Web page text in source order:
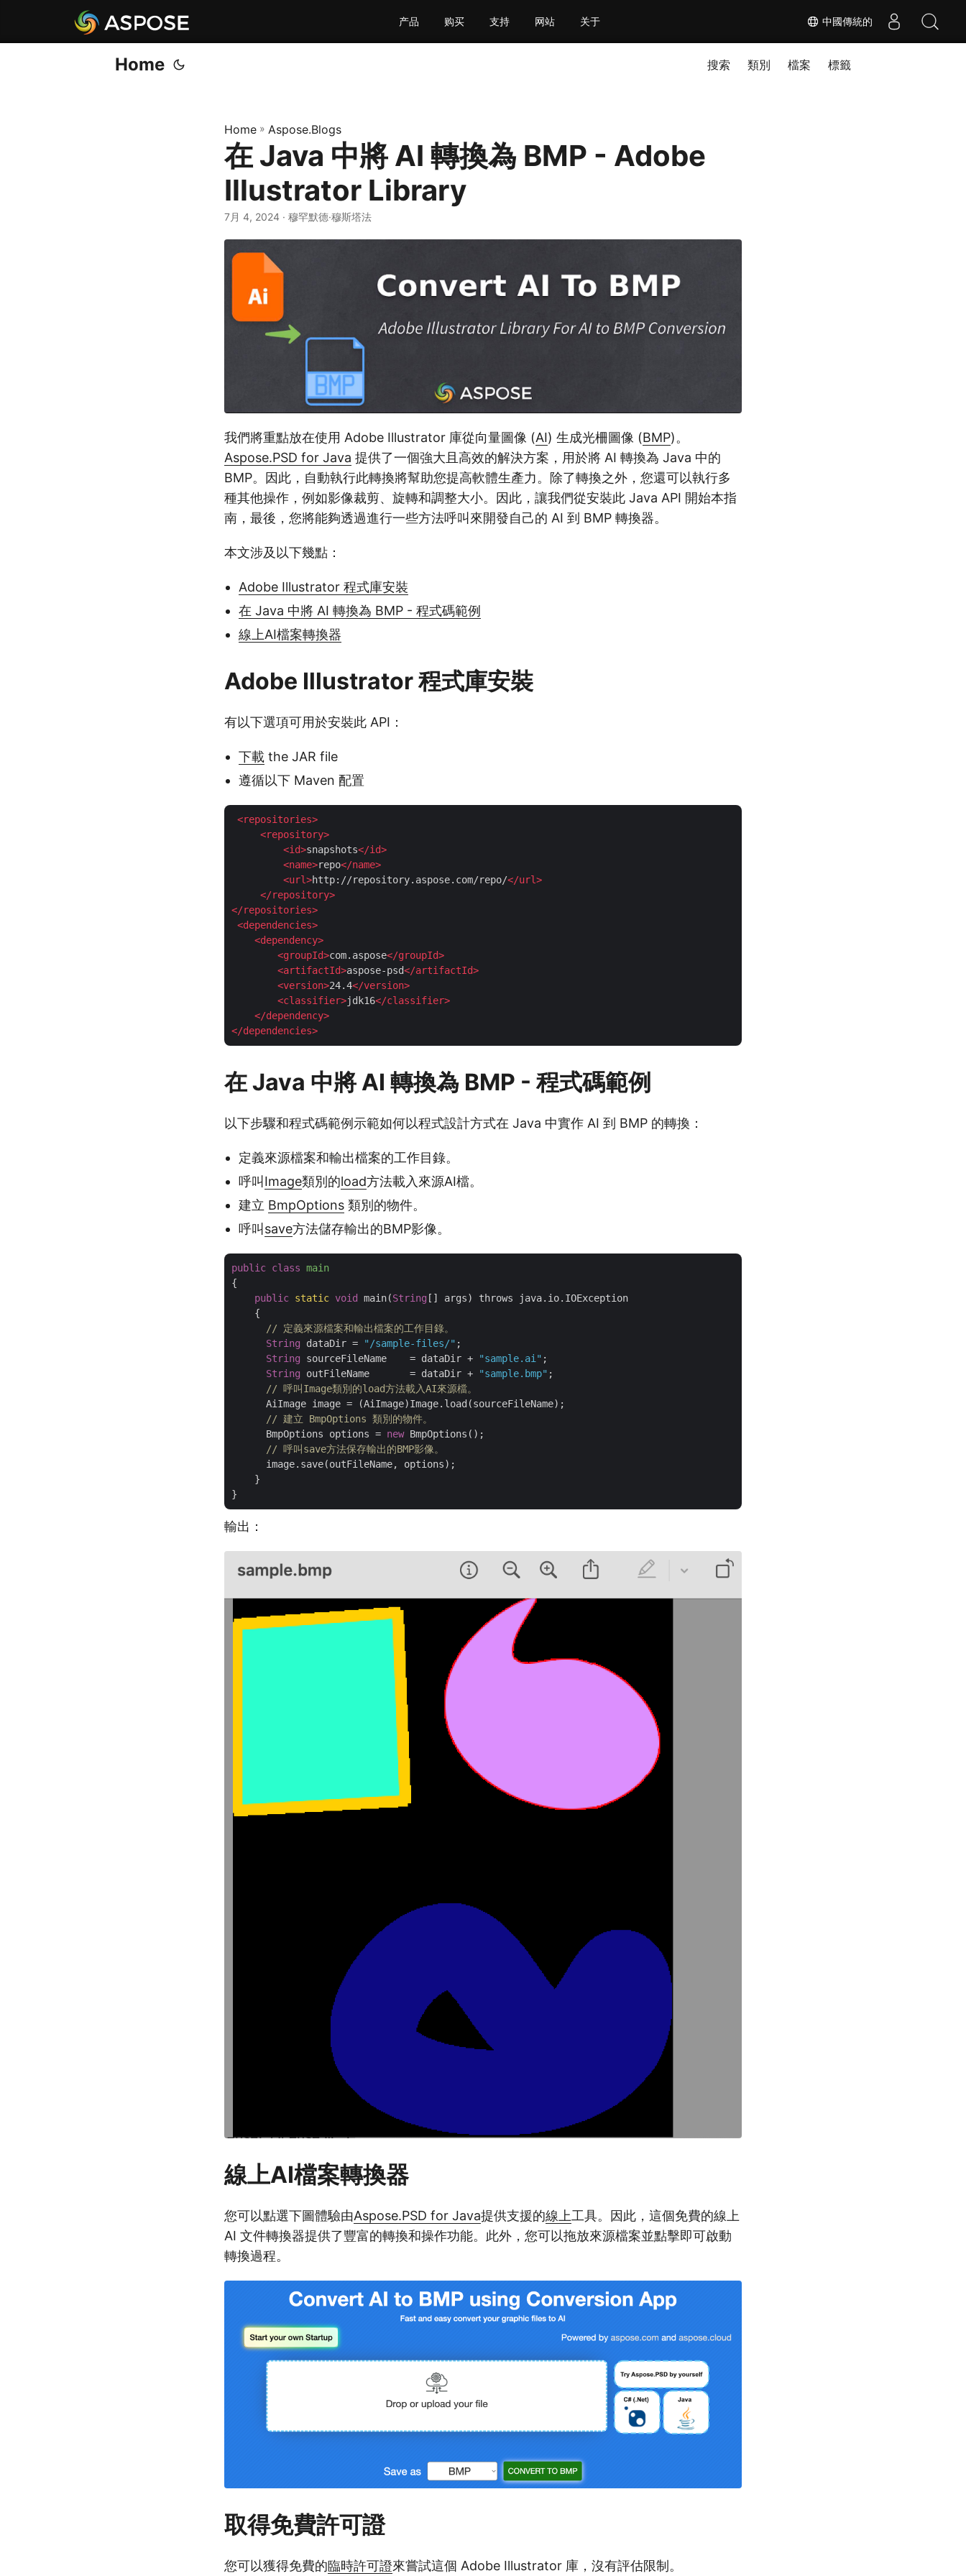
中國傳統的
产品 购买 支持 网站 关于
Home 搜索 類別 檔案 標籤
Home » Aspose.Blogs
在 Java 中將 AI 轉換為 BMP - Adobe
Illustrator Library
7月 4, 2024 · 穆罕默德·穆斯塔法
我們將重點放在使用 Adobe Illustrator 庫從向量圖像 (AI) 生成光柵圖像 (BMP)。
Aspose.PSD for Java 提供了一個強大且高效的解決方案，用於將 AI 轉換為 Java 中的
BMP。因此，自動執行此轉換將幫助您提高軟體生產力。除了轉換之外，您還可以執行多
種其他操作，例如影像裁剪、旋轉和調整大小。因此，讓我們從安裝此 Java API 開始本指
南，最後，您將能夠透過進行一些方法呼叫來開發自己的 AI 到 BMP 轉換器。
本文涉及以下幾點：
Adobe Illustrator 程式庫安裝
在 Java 中將 AI 轉換為 BMP - 程式碼範例
線上AI檔案轉換器
Adobe Illustrator 程式庫安裝
有以下選項可用於安裝此 API：
下載 the JAR file
遵循以下 Maven 配置
<repositories>
<repository>
<id>snapshots</id>
<name>repo</name>
<url>http://repository.aspose.com/repo/</url>
</repository>
</repositories>
<dependencies>
<dependency>
<groupId>com.aspose</groupId>
<artifactId>aspose-psd</artifactId>
<version>24.4</version>
<classifier>jdk16</classifier>
</dependency>
</dependencies>
在 Java 中將 AI 轉換為 BMP - 程式碼範例
以下步驟和程式碼範例示範如何以程式設計方式在 Java 中實作 AI 到 BMP 的轉換：
定義來源檔案和輸出檔案的工作目錄。
呼叫 Image類別的load方法載入來源AI檔。
建立 BmpOptions 類別的物件。
呼叫 save方法儲存輸出的BMP影像。
public class main
{
public static void main(String [] args) throws java.io.IOException
    {
// 定義來源檔案和輸出檔案的工作目錄。
String dataDir = "/sample-files/" ;
String sourceFileName    = dataDir + "sample.ai" ;
String outFileName       = dataDir + "sample.bmp" ;
// 呼叫Image類別的load方法載入AI來源檔。
      AiImage image = (AiImage)Image.load(sourceFileName);
// 建立 BmpOptions 類別的物件。
      BmpOptions options =
new BmpOptions();
// 呼叫save方法保存輸出的BMP影像。
      image.save(outFileName, options);
    }
輸出：
線上AI檔案轉換器
您可以點選下圖體驗由Aspose.PSD for Java提供支援的線上工具。因此，這個免費的線上
AI 文件轉換器提供了豐富的轉換和操作功能。此外，您可以拖放來源檔案並點擊即可啟動
轉換過程。
取得免費許可證
您可以獲得免費的臨時許可證來嘗試這個 Adobe Illustrator 庫，沒有評估限制。